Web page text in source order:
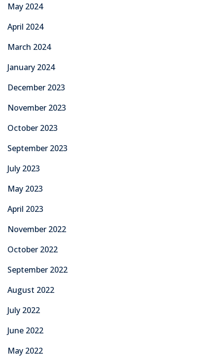
May 2024
April 2024
March 2024
January 2024
December 2023
November 2023
October 2023
September 2023
July 2023
May 2023
April 2023
November 2022
October 2022
September 2022
August 2022
July 2022
June 2022
May 2022